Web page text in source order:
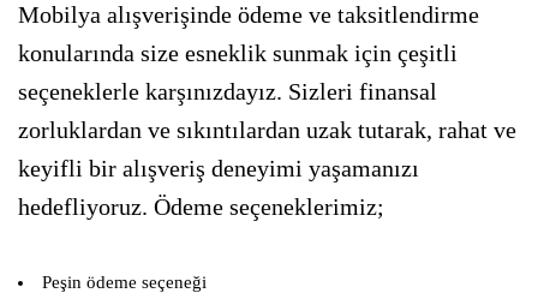
Mobilya alışverişinde ödeme ve taksitlendirme
konularında size esneklik sunmak için çeşitli
seçeneklerle karşınızdayız. Sizleri finansal
zorluklardan ve sıkıntılardan uzak tutarak, rahat ve
keyifli bir alışveriş deneyimi yaşamanızı
hedefliyoruz. Ödeme seçeneklerimiz;
Peşin ödeme seçeneği